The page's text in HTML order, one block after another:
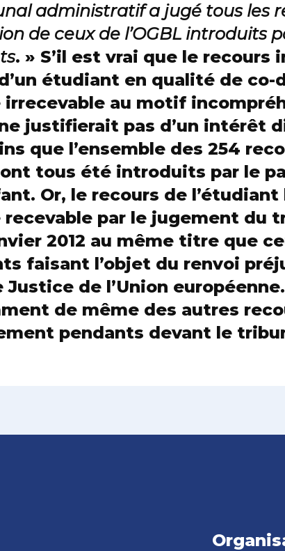
administratif a jugé tous les
de ceux de l’OGBL introduits
. » S’il est vrai que le recours
étudiant en qualité de co-
irrecevable au motif
justifierait pas d’un intérêt
que l’ensemble des 254
ont tous été introduits par le
Or, le recours de
recevable par le jugement du
2012 au même titre que
faisant l’objet du renvoi
Justice de l’Union
de même des autres
pendants devant le